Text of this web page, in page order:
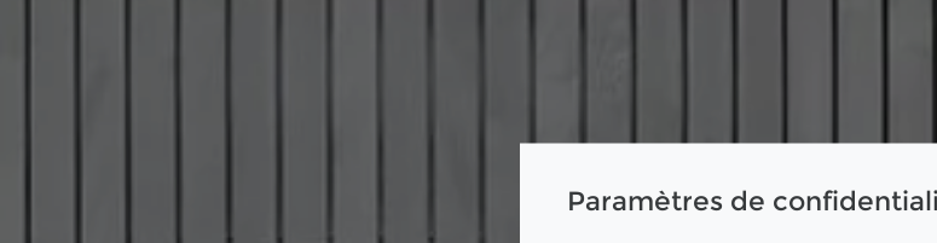
Paramètres de